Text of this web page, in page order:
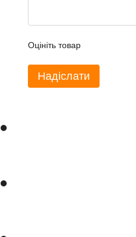
Оцініть товар
Надіслати